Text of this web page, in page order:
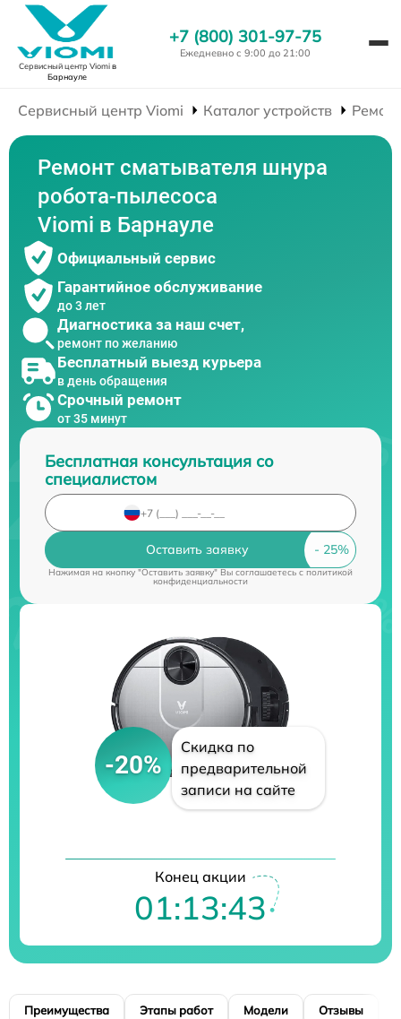
Сервисный центр Viomiв
Барнауле
+7 (800) 301-97-75
Ежедневно с 9:00 до 21:00
Сервисный центр Viomi Каталог устройств
Ремонт сматывателя шнура
робота-пылесоса
Viomi в Барнауле
Официальный сервис
Гарантийное обслуживание
до 3 лет
Диагностика за наш счет,
ремонт по желанию
Бесплатный выезд курьера
в день обращения
Срочный ремонт
от 35 минут
Бесплатная консультация со
специалистом
Оставить заявку
Нажимая на кнопку "Оставить заявку" Вы соглашаетесь cполитикой
конфиденциальности
-20%
Скидка по
предварительной
записи на сайте
Конец акции
01:13:42
Преимущества Этапы работ Модели Отзывы